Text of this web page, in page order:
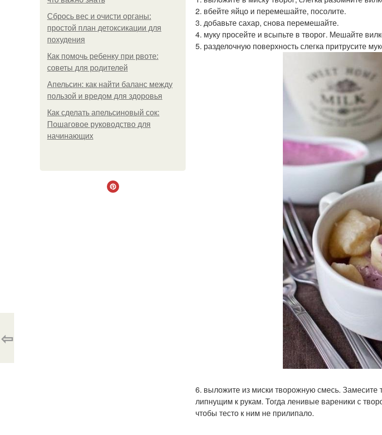
Сбрось вес и очисти органы:
простой план детоксикации для
похудения
Как помочь ребенку при рвоте:
советы для родителей
Апельсин: как найти баланс между
пользой и вредом для здоровья
Как сделать апельсиновый сок:
Пошаговое руководство для
начинающих
2. вбейте яйцо и перемешайте, посолите.
3. добавьте сахар, снова перемешайте.
4. муку просейте и всыпьте в творог. Мешайте
5. разделочную поверхность слегка притрусите
6. выложите из миски творожную смесь.
липнущим к рукам. Тогда ленивые вареники с
чтобы тесто к ним не прилипало.
⇦